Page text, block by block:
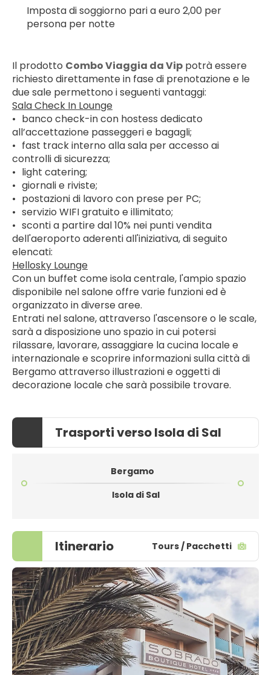
Imposta di soggiorno pari a euro 2,00 per
persona per notte
Il prodotto Combo Viaggia da Vip potrà essere
richiesto direttamente in fase di prenotazione e le
due sale permettono i seguenti vantaggi:
Sala Check In Lounge
•	banco check-in con hostess dedicato
all’accettazione passeggeri e bagagli;
•	fast track interno alla sala per accesso ai
controlli di sicurezza;
•	light catering;
•	giornali e riviste;
•	postazioni di lavoro con prese per PC;
•	servizio WIFI gratuito e illimitato;
•	sconti a partire dal 10% nei punti vendita
dell'aeroporto aderenti all'iniziativa, di seguito
elencati:
Hellosky Lounge
Con un buffet come isola centrale, l'ampio spazio
disponibile nel salone offre varie funzioni ed è
organizzato in diverse aree.
Entrati nel salone, attraverso l'ascensore o le scale,
sarà a disposizione uno spazio in cui potersi
rilassare, lavorare, assaggiare la cucina locale e
internazionale e scoprire informazioni sulla città di
Bergamo attraverso illustrazioni e oggetti di
decorazione locale che sarà possibile trovare.
Trasporti verso Isola di Sal
Bergamo
Isola di Sal
Itinerario Tours / Pacchetti